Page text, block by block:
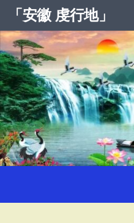
跳至内容
「安徽 虔行地」